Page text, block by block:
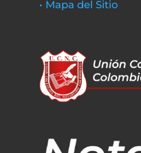
• Mapa del Sitio